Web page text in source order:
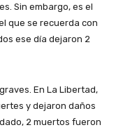
Sin embargo, es el
que se recuerda con
ese día dejaron 2
En La Libertad,
y dejaron daños
2 muertos fueron